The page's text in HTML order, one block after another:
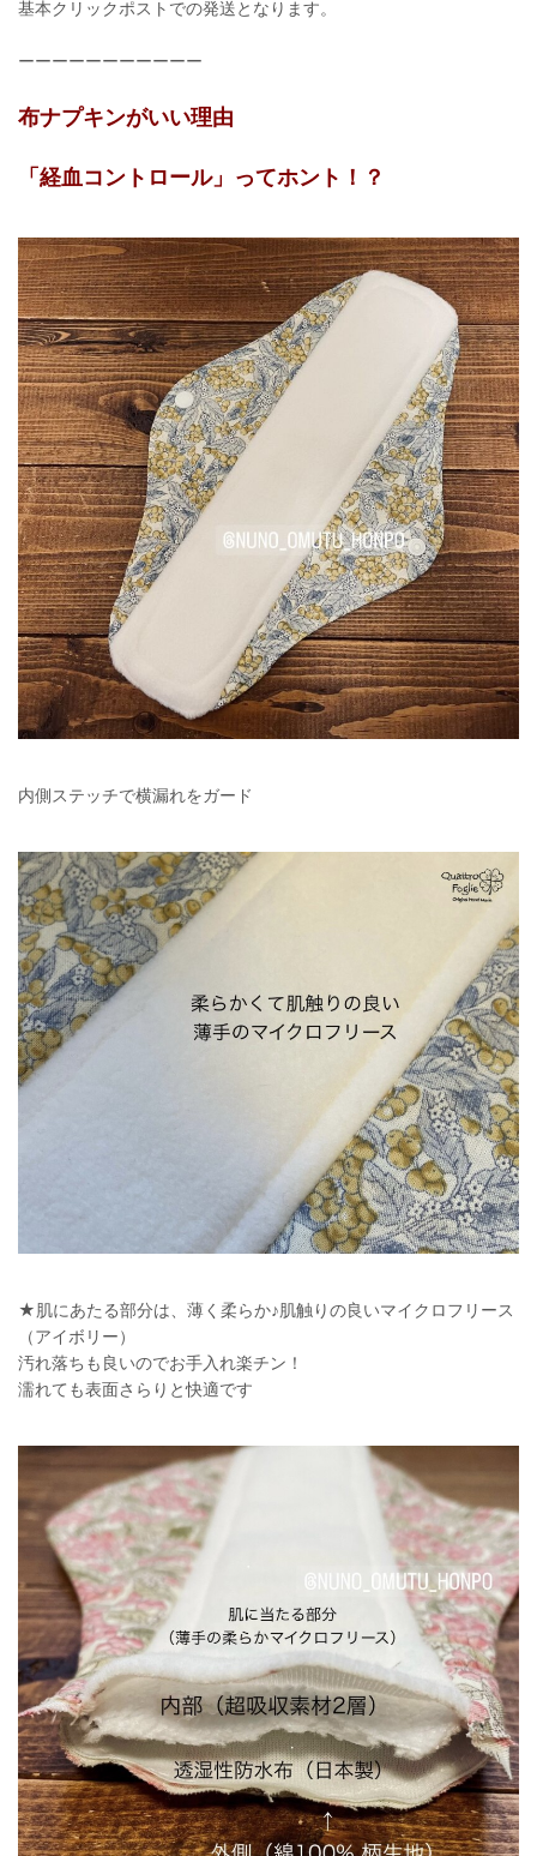
基本クリックポストでの発送となります。
ーーーーーーーーーーー
布ナプキンがいい理由
「経血コントロール」ってホント！？
内側ステッチで横漏れをガード
★肌にあたる部分は、薄く柔らか♪肌触りの良いマイクロフリース
（アイボリー）
汚れ落ちも良いのでお手入れ楽チン！
濡れても表面さらりと快適です